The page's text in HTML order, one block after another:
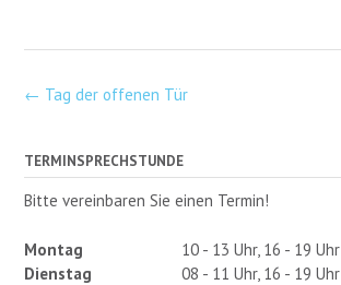
Post
← Tag der offenen Tür
TERMINSPRECHSTUNDE
Bitte vereinbaren Sie einen Termin!
Montag
10 - 13 Uhr, 16 - 19 Uhr
Dienstag
08 - 11 Uhr, 16 - 19 Uhr